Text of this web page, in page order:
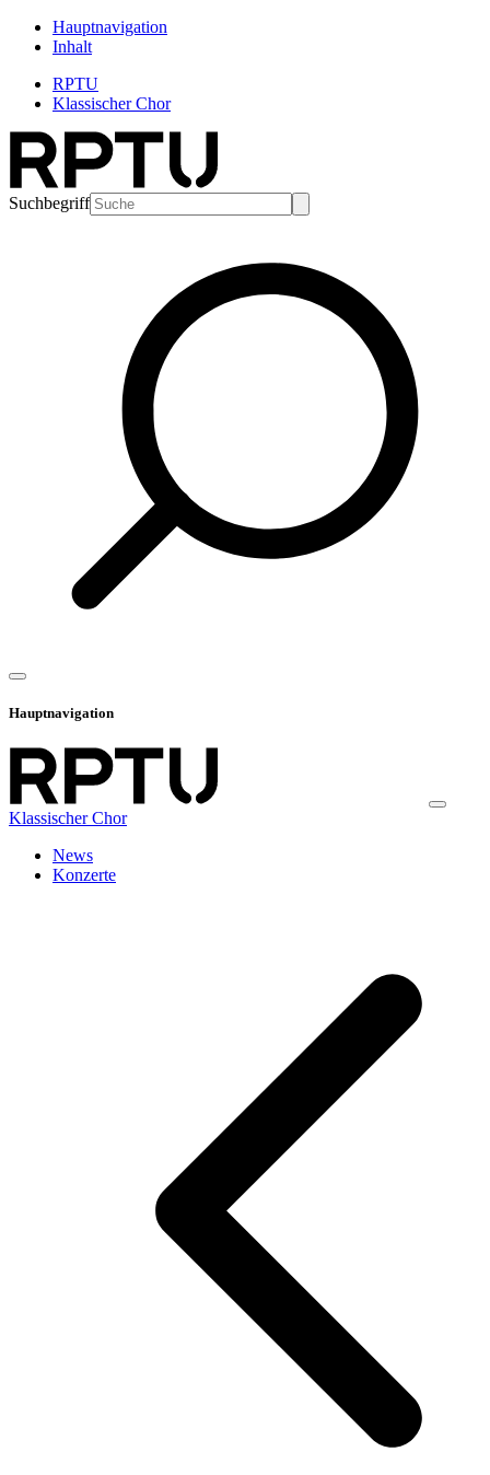
Hauptnavigation
Inhalt
RPTU
Klassischer Chor
Suchbegriff
Hauptnavigation
Klassischer Chor
News
Konzerte